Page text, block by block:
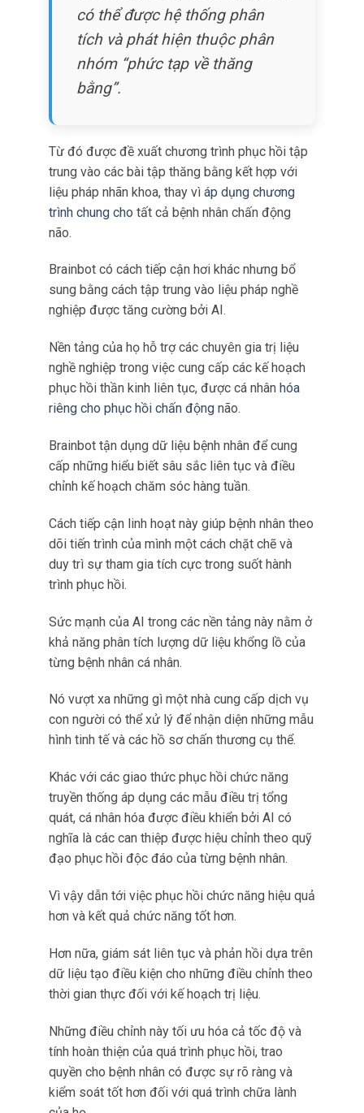
sung bằng cách tập trung vào liệu pháp nghề
nghiệp được tăng cường bởi AI.
Nền tảng của họ hỗ trợ các chuyên gia trị liệu
nghề nghiệp trong việc cung cấp các kế hoạch
riêng cho phục hồi chấn động
Brainbot tận dụng dữ liệu bệnh nhân để cung
cấp những hiểu biết sâu sắc liên tục và điều
chỉnh kế hoạch chăm sóc hàng tuần.
dõi tiến trình của mình một cách chặt chẽ và
duy trì sự tham gia tích cực trong suốt hành
trình phục hồi.
Sức mạnh của AI trong các nền tảng này nằm ở
khả năng phân tích lượng dữ liệu khổng lồ của
từng bệnh nhân cá nhân.
con người có thể xử lý để nhận diện những mẫu
hình tinh tế và các hồ sơ chấn thương cụ thể.
Khác với các giao thức phục hồi chức năng
truyền thống áp dụng các mẫu điều trị tổng
quát, cá nhân hóa được điều khiển bởi AI có
nghĩa là các can thiệp được hiệu chỉnh theo quỹ
đạo phục hồi độc đáo của từng bệnh nhân.
Vì vậy dẫn tới việc phục hồi chức năng hiệu quả
hơn và kết quả chức năng tốt hơn.
Hơn nữa, giám sát liên tục và phản hồi dựa trên
dữ liệu tạo điều kiện cho những điều chỉnh theo
thời gian thực đối với kế hoạch trị liệu.
tính hoàn thiện của quá trình phục hồi, trao
quyền cho bệnh nhân có được sự rõ ràng và
kiểm soát tốt hơn đối với quá trình chữa lành
của họ.
phục hồi chức năng cũ thiếu tính phản hồi và
tùy chỉnh như vậy.
Vai trò của AI trong cá nhân hóa các chương
trình phục hồichức năng chấn động não đại
diện cho một bước tiến lớn.
Thông qua khả năng chuyển đổi dữ liệu thô
thành những lộ trình điều trị có thể thực hiện và
được cá nhân hóa, các nền tảng AI này đang
định nghĩa lại chăm sóc hậu chấn động não
hiệu quả có thể như thế nào.